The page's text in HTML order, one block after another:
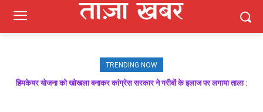
TRENDING NOW
हिमकेयर योजना को खोखला बनाकर कांग्रेस सरकार ने गरीबों के इलाज पर लगाया ताला :